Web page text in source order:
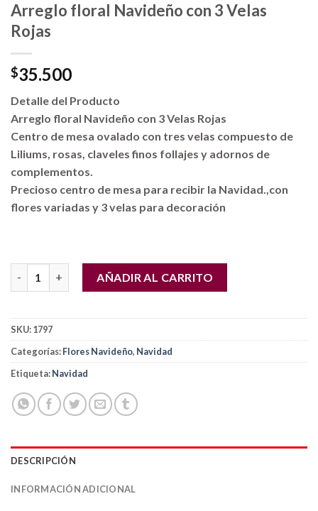
Arreglo floral Navideño con 3 Velas
Rojas
$35.500
Detalle del Producto
Arreglo floral Navideño con 3 Velas Rojas
Centro de mesa ovalado con tres velas compuesto de
Liliums, rosas, claveles finos follajes y adornos de
complementos.
Precioso centro de mesa para recibir la Navidad.,con
flores variadas y 3 velas para decoración
Arreglo floral Navideño con 3 Velas Rojas cantidad
AÑADIR AL CARRITO
SKU:1797
Categorías:Flores Navideño, Navidad
Etiqueta:Navidad
DESCRIPCIÓN
INFORMACIÓN ADICIONAL